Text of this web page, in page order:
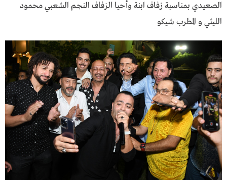
الصعيدي بمناسبة زفاف ابنة وأحيا الزفاف النجم الشعبي محمود
الليثي و المطرب شيكو